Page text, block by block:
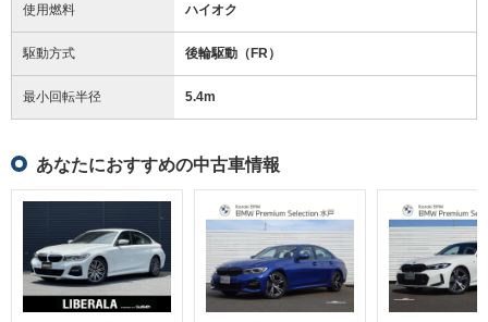
使用燃料 ハイオク
駆動方式 後輪駆動（FR）
最小回転半径 5.4m
あなたにおすすめの中古車情報